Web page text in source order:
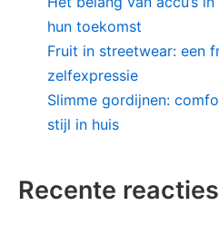
hun toekomst
Fruit in streetwear: een
zelfexpressie
Slimme gordijnen:
stijl in huis
Recente reacties